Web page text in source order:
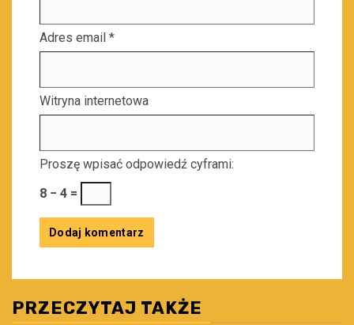
Adres email *
Witryna internetowa
Proszę wpisać odpowiedź cyframi:
8 − 4 =
PRZECZYTAJ TAKŻE